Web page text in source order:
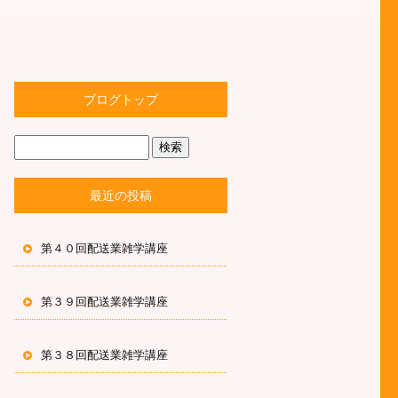
ブログトップ
最近の投稿
第４０回配送業雑学講座
第３９回配送業雑学講座
第３８回配送業雑学講座